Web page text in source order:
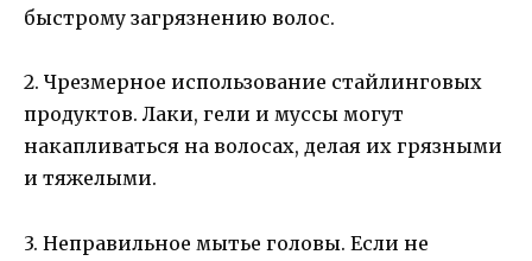
быстрому загрязнению волос.
2. Чрезмерное использование стайлинговых
продуктов. Лаки, гели и муссы могут
накапливаться на волосах, делая их грязными
и тяжелыми.
3. Неправильное мытье головы. Если не